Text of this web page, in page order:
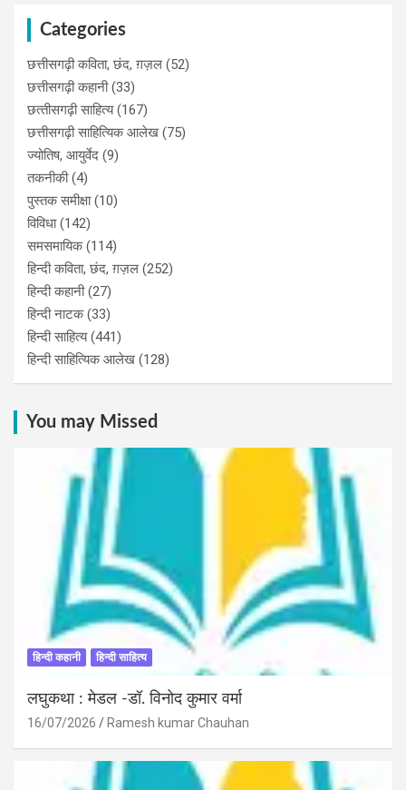
Categories
छत्तीसगढ़ी कविता, छंद, ग़ज़ल (52)
छत्तीसगढ़ी कहानी(33)
छत्‍तीसगढ़ी साहित्‍य(167)
छत्तीसगढ़ी साहित्यिक आलेख (75)
ज्योतिष, आयुर्वेद (9)
तकनीकी(4)
पुस्‍तक समीक्षा(10)
विविधा(142)
समसमायिक(114)
हिन्दी कविता, छंद, ग़ज़ल (252)
हिन्दी कहानी(27)
हिन्‍दी नाटक(33)
हिन्दी साहित्य(441)
हिन्दी साहित्यिक आलेख (128)
You may Missed
हिन्दी कहानी हिन्दी साहित्य
लघुकथा : मेडल -डॉ. विनोद कुमार वर्मा
16/07/2026 Ramesh kumar Chauhan